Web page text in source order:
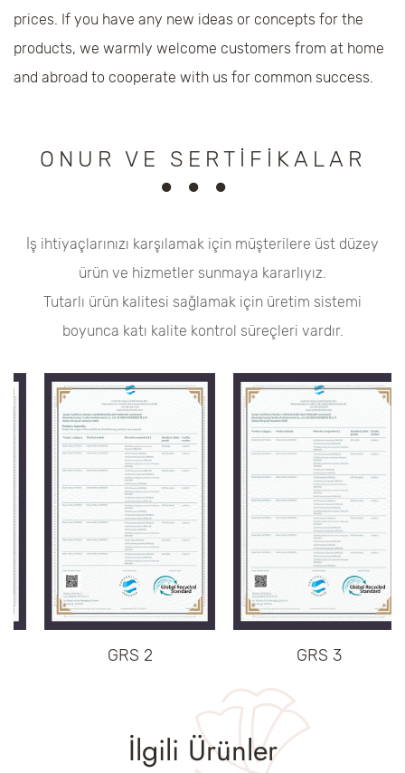
prices. If you have any new ideas or concepts for the
products, we warmly welcome customers from at home
and abroad to cooperate with us for common success.
ONUR VE SERTIFIKALAR
İş ihtiyaçlarınızı karşılamak için müşterilere üst düzey
ürün ve hizmetler sunmaya kararlıyız.
Tutarlı ürün kalitesi sağlamak için üretim sistemi
boyunca katı kalite kontrol süreçleri vardır.
GRS 2 GRS 3
İlgili Ürünler